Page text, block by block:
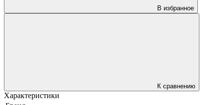
В избранное
К сравнению
Характеристики